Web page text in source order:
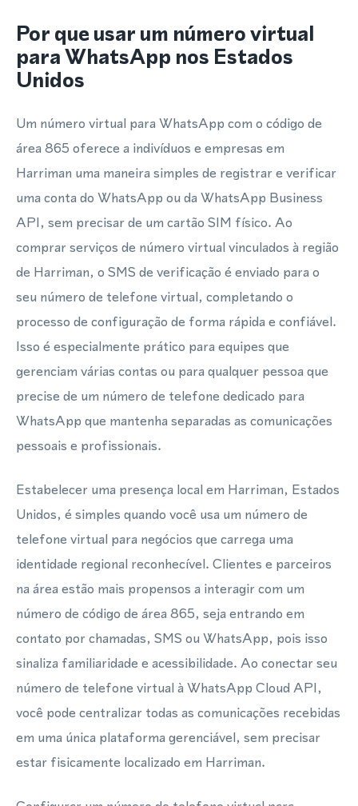
Por que usar um número virtual
para WhatsApp nos Estados
Unidos
Um número virtual para WhatsApp com o código de
área 865 oferece a indivíduos e empresas em
Harriman uma maneira simples de registrar e verificar
uma conta do WhatsApp ou da WhatsApp Business
API, sem precisar de um cartão SIM físico. Ao
comprar serviços de número virtual vinculados à região
de Harriman, o SMS de verificação é enviado para o
seu número de telefone virtual, completando o
processo de configuração de forma rápida e confiável.
Isso é especialmente prático para equipes que
gerenciam várias contas ou para qualquer pessoa que
precise de um número de telefone dedicado para
WhatsApp que mantenha separadas as comunicações
pessoais e profissionais.
Estabelecer uma presença local em Harriman, Estados
Unidos, é simples quando você usa um número de
telefone virtual para negócios que carrega uma
identidade regional reconhecível. Clientes e parceiros
na área estão mais propensos a interagir com um
número de código de área 865, seja entrando em
contato por chamadas, SMS ou WhatsApp, pois isso
sinaliza familiaridade e acessibilidade. Ao conectar seu
número de telefone virtual à WhatsApp Cloud API,
você pode centralizar todas as comunicações recebidas
em uma única plataforma gerenciável, sem precisar
estar fisicamente localizado em Harriman.